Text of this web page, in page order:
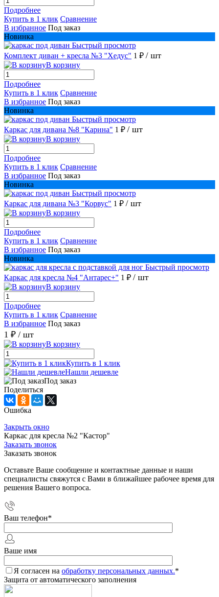
Подробнее
Купить в 1 клик Сравнение
В избранное Под заказ
Новинка
Быстрый просмотр
Комплект диван + кресла №3 "Хедус" 1 ₽ / шт
В корзину
Подробнее
Купить в 1 клик Сравнение
В избранное Под заказ
Новинка
Быстрый просмотр
Каркас для дивана №8 "Карина" 1 ₽ / шт
В корзину
Подробнее
Купить в 1 клик Сравнение
В избранное Под заказ
Новинка
Быстрый просмотр
Каркас для дивана №3 "Корвус" 1 ₽ / шт
В корзину
Подробнее
Купить в 1 клик Сравнение
В избранное Под заказ
Новинка
Быстрый просмотр
Каркас для кресла №4 "Антарес+" 1 ₽ / шт
В корзину
Подробнее
Купить в 1 клик Сравнение
В избранное Под заказ
1 ₽ / шт
В корзину
Купить в 1 клик
Нашли дешевле
Под заказ
Поделиться
Ошибка
Закрыть окно
Каркас для кресла №2 "Кастор"
Заказать звонок
Заказать звонок
Оставьте Ваше сообщение и контактные данные и наши
специалисты свяжутся с Вами в ближайшее рабочее время для
решения Вашего вопроса.
Ваш телефон*
Ваше имя
Я согласен на обработку персональных данных.*
Защита от автоматического заполнения